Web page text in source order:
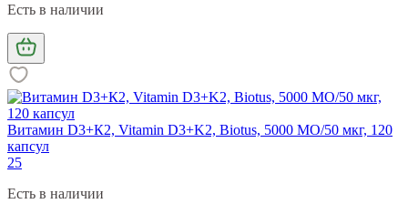
Есть в наличии
Витамин D3+К2, Vitamin D3+K2, Biotus, 5000 МО/50 мкг, 120
капсул
25
Есть в наличии